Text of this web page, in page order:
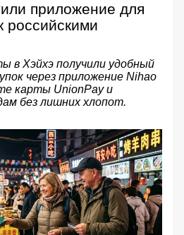
приложение для
российскими
в Хэйхэ получили удобный
через приложение Nihao
карты UnionPay и
без лишних хлопот.